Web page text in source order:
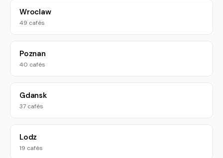
Wroclaw
49 cafés
Poznan
40 cafés
Gdansk
37 cafés
Lodz
19 cafés